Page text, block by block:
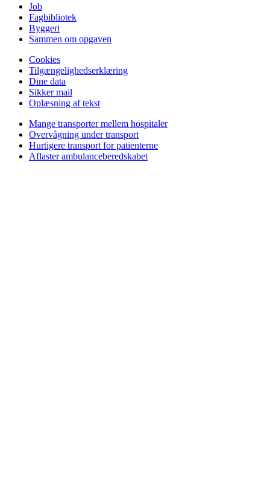
Job
Fagbibliotek
Byggeri
Sammen om opgaven
Cookies
Tilgængelighedserklæring
Dine data
Sikker mail
Oplæsning af tekst
Mange transporter mellem hospitaler
Overvågning under transport
Hurtigere transport for patienterne
Aflaster ambulanceberedskabet